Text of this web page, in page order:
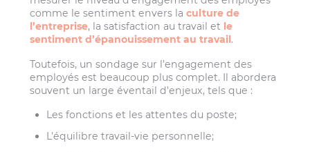
comme le sentiment envers laculture de
l’entreprise, la satisfaction au travail et le
sentiment d’épanouissement au travail.
Toutefois, un sondage sur l’engagement des
employés est beaucoup plus complet. Il abordera
souvent un large éventail d’enjeux, tels que :
Les fonctions et les attentes du poste;
L’équilibre travail-vie personnelle;